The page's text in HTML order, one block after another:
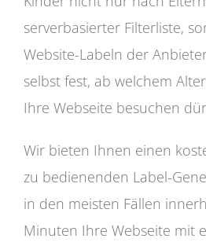
serverbasierter Filterliste,
Website-Labeln der
selbst fest, ab welchem
Ihre Webseite besuchen
Wir bieten Ihnen einen
zu bedienenden Label-
in den meisten Fällen
Minuten Ihre Webseite mit